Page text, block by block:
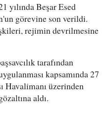
yılında Beşar Esed
görevine son verildi.
rejimin devrilmesine
tarafından
kapsamında 27
Havalimanı üzerinden
aldı.